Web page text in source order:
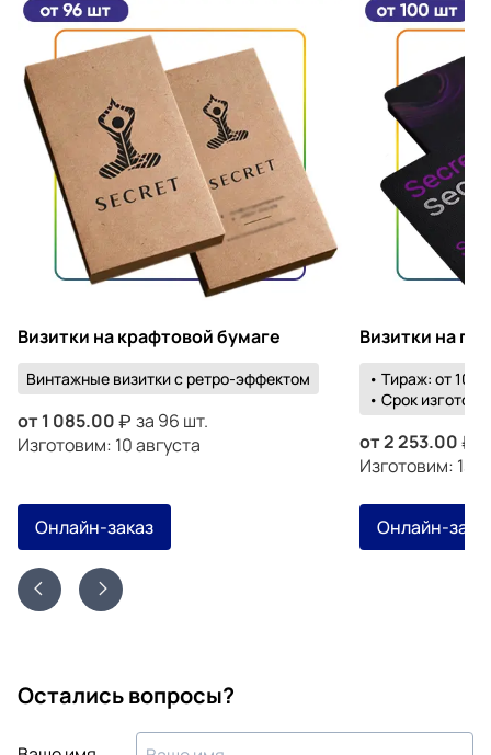
Визитки на крафтовой бумаге
Винтажные визитки с ретро-эффектом
от 1 085.00
за 96 шт.
Изготовим: 10 августа
Онлайн-заказ
Визитки на
• Тираж: от 100
• Срок
от2 253.00
Изготовим: 13
Онлайн-
Остались вопросы?